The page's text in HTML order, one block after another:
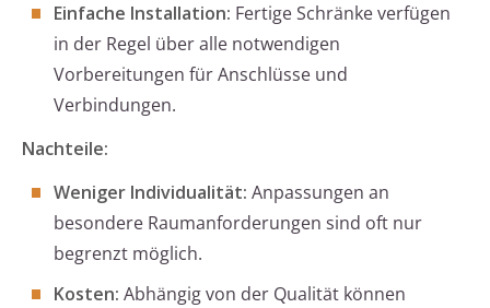
Einfache Installation: Fertige Schränke verfügen
in der Regel über alle notwendigen
Vorbereitungen für Anschlüsse und
Verbindungen.
Nachteile:
Weniger Individualität: Anpassungen an
besondere Raumanforderungen sind oft nur
begrenzt möglich.
Kosten: Abhängig von der Qualität können